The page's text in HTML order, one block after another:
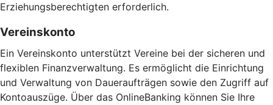
Erziehungsberechtigten erforderlich.
Vereinskonto
Ein Vereinskonto unterstützt Vereine bei der sicheren und
flexiblen Finanzverwaltung. Es ermöglicht die Einrichtung
und Verwaltung von Daueraufträgen sowie den Zugriff auf
Kontoauszüge. Über das OnlineBanking können Sie Ihre